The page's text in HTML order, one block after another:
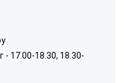
- 17.00-18.30, 18.30-